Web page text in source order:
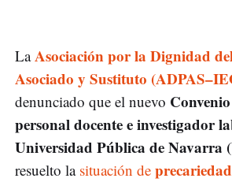
La Asociación por la Dignidad
Asociado y Sustituto
denunciado que el nuevo
personal docente e investigador
Universidad Pública de Navarra
resuelto la situación de precariedad